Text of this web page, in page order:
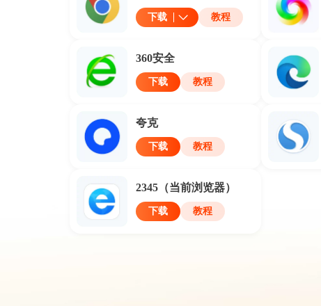
下载 教程
360安全
下载 教程
夸克
下载 教程
2345 （当前浏览器）
下载 教程